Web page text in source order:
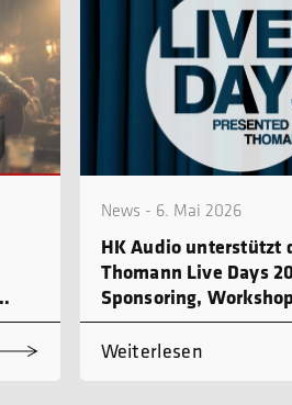
News - 6. Mai 2026
HK Audio unterstützt
Thomann Live Days
Sponsoring,
Produktdemo
Weiterlesen